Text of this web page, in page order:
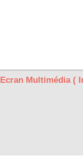
Ecran Multimédia (